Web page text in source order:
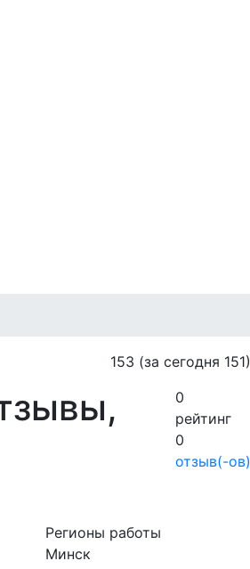
153 (за сегодня 151)
0
рейтинг
0
отзыв(-ов)
Регионы работы
Минск